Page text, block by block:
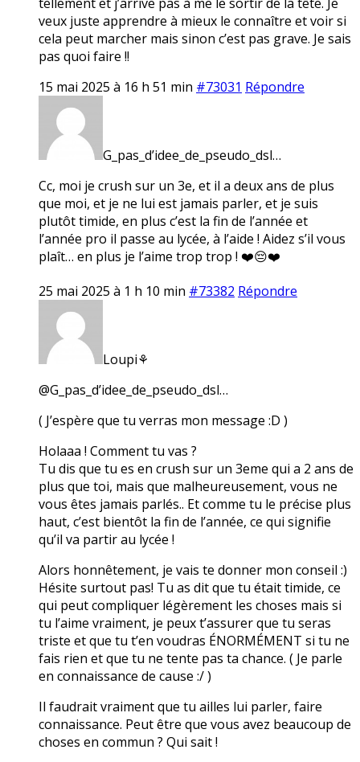
veux juste apprendre à mieux le connaître et voir si
cela peut marcher mais sinon c’est pas grave. Je sais
pas quoi faire !!
15 mai 2025 à 16 h 51 min #73031 Répondre
G_pas_d’idee_de_pseudo_dsl…
Cc, moi je crush sur un 3e, et il a deux ans de plus
que moi, et je ne lui est jamais parler, et je suis
plutôt timide, en plus c’est la fin de l’année et
l’année pro il passe au lycée, à l’aide ! Aidez s’il vous
plaît… en plus je l’aime trop trop ! ❤️😔❤️
25 mai 2025 à 1 h 10 min #73382 Répondre
Loupi⚘️
@G_pas_d’idee_de_pseudo_dsl…
( J’espère que tu verras mon message :D )
Holaaa ! Comment tu vas ?
Tu dis que tu es en crush sur un 3eme qui a 2 ans de
plus que toi, mais que malheureusement, vous ne
vous êtes jamais parlés.. Et comme tu le précise plus
haut, c’est bientôt la fin de l’année, ce qui signifie
qu’il va partir au lycée !
Alors honnêtement, je vais te donner mon conseil :)
Hésite surtout pas! Tu as dit que tu était timide, ce
qui peut compliquer légèrement les choses mais si
tu l’aime vraiment, je peux t’assurer que tu seras
triste et que tu t’en voudras ÉNORMÉMENT si tu ne
fais rien et que tu ne tente pas ta chance. ( Je parle
en connaissance de cause :/ )
Il faudrait vraiment que tu ailles lui parler, faire
connaissance. Peut être que vous avez beaucoup de
choses en commun ? Qui sait !